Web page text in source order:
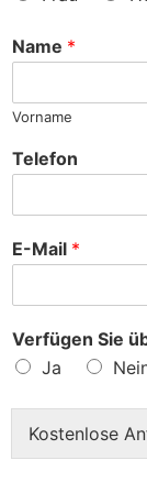
c
e
Name *
Vorname
Telefon
E-Mail *
Verfügen Sie
Ja
Kostenlose